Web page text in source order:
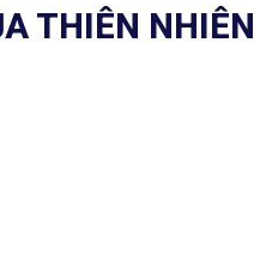
THIÊN NHIÊN